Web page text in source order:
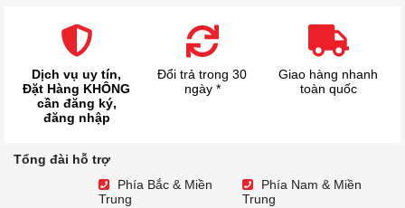
Dịch vụ uy tín,
Đặt Hàng KHÔNG
cần đăng ký,
đăng nhập
Đổi trả trong 30
ngày *
Giao hàng nhanh
toàn quốc
Tổng đài hỗ trợ
Phía Bắc & Miền
Trung
Phía Nam & Miền
Trung